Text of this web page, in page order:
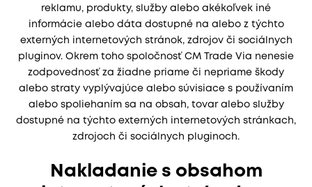
reklamu, produkty, služby alebo akékoľvek iné
informácie alebo dáta dostupné na alebo z týchto
externých internetových stránok, zdrojov či sociálnych
pluginov. Okrem toho spoločnosť CM Trade Via nenesie
zodpovednosť za žiadne priame či nepriame škody
alebo straty vyplývajúce alebo súvisiace s používaním
alebo spoliehaním sa na obsah, tovar alebo služby
dostupné na týchto externých internetových stránkach,
zdrojoch či sociálnych pluginoch.
Nakladanie s obsahom